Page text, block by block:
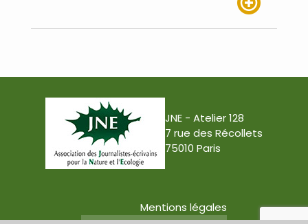
JNE - Atelier 128
7 rue des Récollets
75010 Paris
Mentions légales